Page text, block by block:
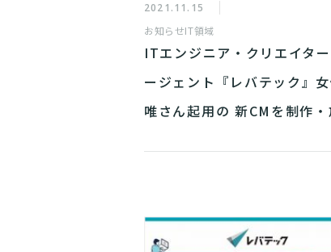
2021.11.15
お知らせIT領域
ITエンジニア・クリエイタ
ージェント​​『レバテック』
唯さん起用の 新CMを制作